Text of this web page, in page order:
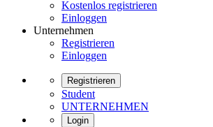
Kostenlos registrieren
Einloggen
Unternehmen
Registrieren
Einloggen
Registrieren
Student
UNTERNEHMEN
Login